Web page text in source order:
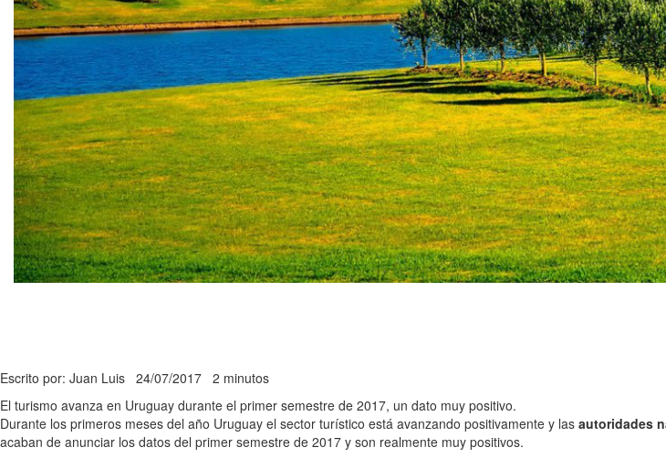
Escrito por: Juan Luis 24/07/2017 2 minutos
El turismo avanza en Uruguay durante el primer semestre de 2017, un dato muy positivo.
Durante los primeros meses del año Uruguay el sector turístico está avanzando positivamente y las autoridades
acaban de anunciar los datos del primer semestre de 2017 y son realmente muy positivos.